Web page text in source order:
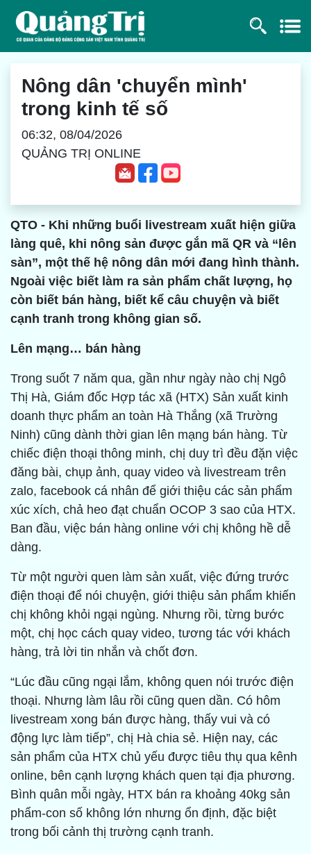
Nông dân 'chuyển mình'
trong kinh tế số
06:32, 08/04/2026
QUẢNG TRỊ ONLINE
QTO - Khi những buổi livestream xuất hiện giữa
làng quê, khi nông sản được gắn mã QR và “lên
sàn”, một thế hệ nông dân mới đang hình thành.
Ngoài việc biết làm ra sản phẩm chất lượng, họ
còn biết bán hàng, biết kể câu chuyện và biết
cạnh tranh trong không gian số.
Lên mạng… bán hàng
Trong suốt 7 năm qua, gần như ngày nào chị Ngô
Thị Hà, Giám đốc Hợp tác xã (HTX) Sản xuất kinh
doanh thực phẩm an toàn Hà Thắng (xã Trường
Ninh) cũng dành thời gian lên mạng bán hàng. Từ
chiếc điện thoại thông minh, chị duy trì đều đặn việc
đăng bài, chụp ảnh, quay video và livestream trên
zalo, facebook cá nhân để giới thiệu các sản phẩm
xúc xích, chả heo đạt chuẩn OCOP 3 sao của HTX.
Ban đầu, việc bán hàng online với chị không hề dễ
dàng.
Từ một người quen làm sản xuất, việc đứng trước
điện thoại để nói chuyện, giới thiệu sản phẩm khiến
chị không khỏi ngại ngùng. Nhưng rồi, từng bước
một, chị học cách quay video, tương tác với khách
hàng, trả lời tin nhắn và chốt đơn.
“Lúc đầu cũng ngại lắm, không quen nói trước điện
thoại. Nhưng làm lâu rồi cũng quen dần. Có hôm
livestream xong bán được hàng, thấy vui và có
động lực làm tiếp”, chị Hà chia sẻ. Hiện nay, các
sản phẩm của HTX chủ yếu được tiêu thụ qua kênh
online, bên cạnh lượng khách quen tại địa phương.
Bình quân mỗi ngày, HTX bán ra khoảng 40kg sản
phẩm-con số không lớn nhưng ổn định, đặc biệt
trong bối cảnh thị trường cạnh tranh.